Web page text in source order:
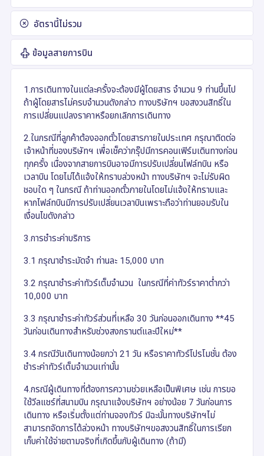
อัตรานี้ไม่รวม
ข้อมูลสายการบิน
1.การเดินทางในแต่ละครั้งจะต้องมีผู้โดยสาร จำนวน 9 ท่านขึ้นไป
ถ้าผู้โดยสารไม่ครบจำนวนดังกล่าว ทางบริษัทฯ ขอสงวนสิทธิ์ใน
การเปลี่ยนแปลงราคาหรือยกเลิกการเดินทาง
2.ในกรณีที่ลูกค้าต้องออกตั๋วโดยสารภายในประเทศ กรุณาติดต่อ
เจ้าหน้าที่ของบริษัทฯ เพื่อเช็คว่ากรุ๊ปมีการคอนเฟิร์มเดินทางก่อน
ทุกครั้ง เนื่องจากสายการบินอาจมีการปรับเปลี่ยนไฟล์ทบิน หรือ
เวลาบิน โดยไม่ได้แจ้งให้ทราบล่วงหน้า ทางบริษัทฯ จะไม่รับผิด
ชอบใด ๆ ในกรณี ถ้าท่านออกตั๋วภายในโดยไม่แจ้งให้ทราบและ
หากไฟล์ทบินมีการปรับเปลี่ยนเวลาบินเพราะถือว่าท่านยอมรับใน
เงื่อนไขดังกล่าว
3.การชำระค่าบริการ
3.1 กรุณาชำระมัดจำ ท่านละ 15,000 บาท
3.2 กรุณาชำระค่าทัวร์เต็มจำนวน ในกรณีที่ค่าทัวร์ราคาต่ำกว่า
10,000 บาท
3.3 กรุณาชำระค่าทัวร์ส่วนที่เหลือ 30 วันก่อนออกเดินทาง **45
วันก่อนเดินทางสำหรับช่วงสงกรานต์และปีใหม่**
3.4 กรณีวันเดินทางน้อยกว่า 21 วัน หรือราคาทัวร์โปรโมชั่น ต้อง
ชำระค่าทัวร์เต็มจำนวนเท่านั้น
4.กรณีผู้เดินทางที่ต้องการความช่วยเหลือเป็นพิเศษ เช่น การขอ
ใช้วีลแชร์ที่สนามบิน กรุณาแจ้งบริษัทฯ อย่างน้อย 7 วันก่อนการ
เดินทาง หรือเริ่มตั้งแต่ท่านจองทัวร์ มิฉะนั้นทางบริษัทฯไม่
สามารถจัดการได้ล่วงหน้า ทางบริษัทฯขอสงวนสิทธิ์ในการเรียก
เก็บค่าใช้จ่ายตามจริงที่เกิดขึ้นกับผู้เดินทาง (ถ้ามี)